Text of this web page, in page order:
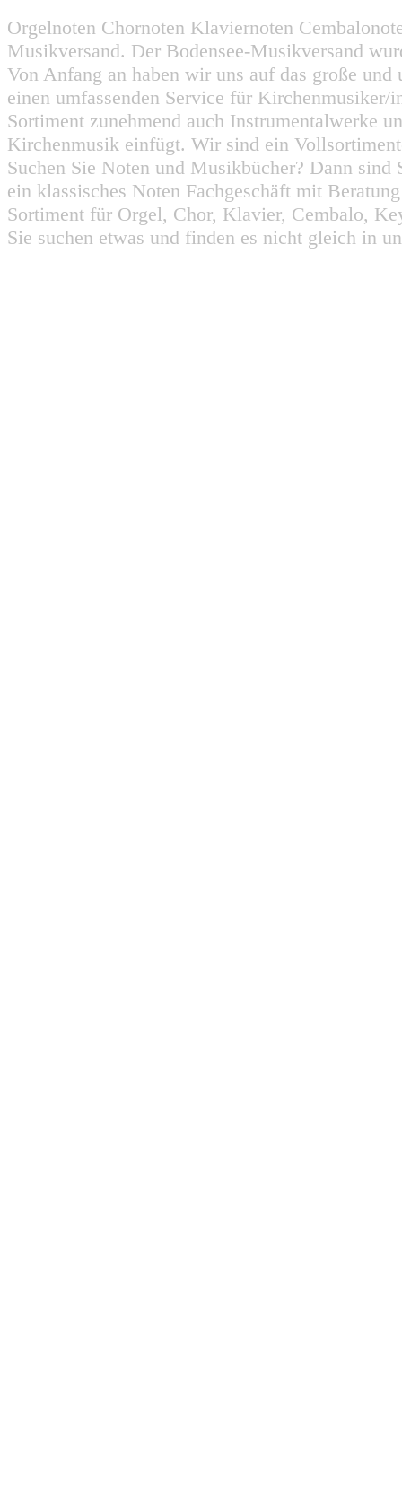
Orgelnoten Chornoten Klaviernoten
Musikversand. Der Bodensee-Musikversand
Von Anfang an haben wir uns auf das große
einen umfassenden Service für
Sortiment zunehmend auch Instrumentalwerke
Kirchenmusik einfügt. Wir sind ein
Suchen Sie Noten und Musikbücher? Dann
ein klassisches Noten Fachgeschäft mit
Sortiment für Orgel, Chor, Klavier, Cembalo,
Sie suchen etwas und finden es nicht gleich in